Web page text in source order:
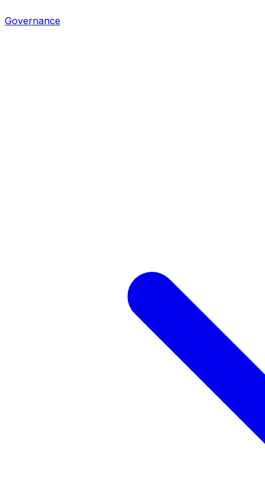
Governance